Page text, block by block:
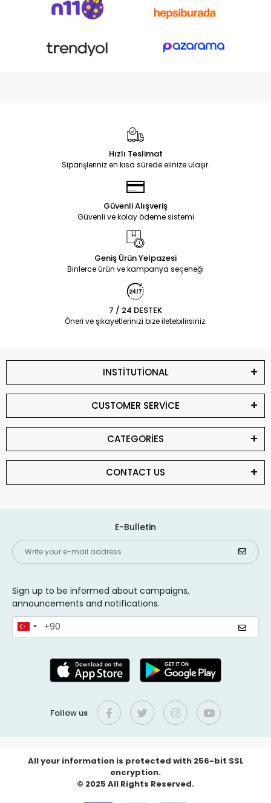
Hızlı Teslimat
Siparişleriniz en kısa sürede elinize ulaşır.
Güvenli Alışveriş
Güvenli ve kolay ödeme sistemi
Geniş Ürün Yelpazesi
Binlerce ürün ve kampanya seçeneği
7 / 24 DESTEK
Öneri ve şikayetlerinizi bize iletebilirsiniz.
INSTİTUTİONAL
CUSTOMER SERVİCE
CATEGORİES
CONTACT US
E-Bulletin
Sign up to be informed about campaigns,
announcements and notifications.
Follow us
All your information is protected with 256-bit SSL
encryption.
© 2025 All Rights Reserved.